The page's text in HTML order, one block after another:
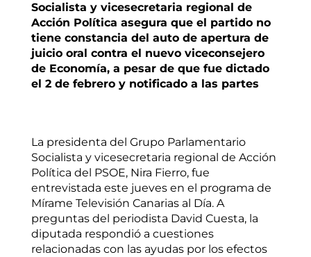
Socialista y vicesecretaria regional de
Acción Política asegura que el partido no
tiene constancia del auto de apertura de
juicio oral contra el nuevo viceconsejero
de Economía, a pesar de que fue dictado
el 2 de febrero y notificado a las partes
La presidenta del Grupo Parlamentario
Socialista y vicesecretaria regional de Acción
Política del PSOE, Nira Fierro, fue
entrevistada este jueves en el programa de
Mírame Televisión Canarias al Día. A
preguntas del periodista David Cuesta, la
diputada respondió a cuestiones
relacionadas con las ayudas por los efectos